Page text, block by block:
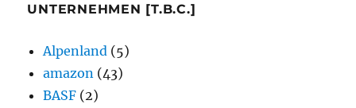
UNTERNEHMEN [T.B.C.]
Alpenland (5)
amazon (43)
BASF (2)